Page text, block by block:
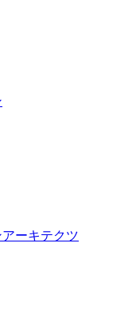
ーキテクツ